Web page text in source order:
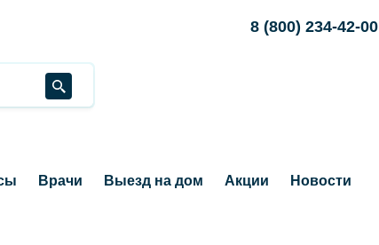
8 (800) 234-42-00
Врачи Выезд на дом Акции Новости